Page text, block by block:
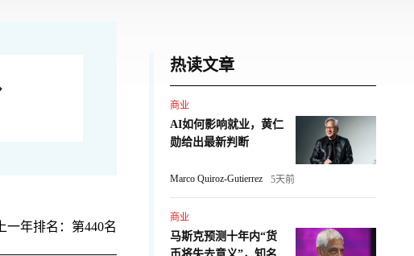
上一年排名：第440名
热读文章
商业
AI如何影响就业，黄仁
勋给出最新判断
Marco Quiroz-Gutierrez 5天前
商业
马斯克预测十年内“货